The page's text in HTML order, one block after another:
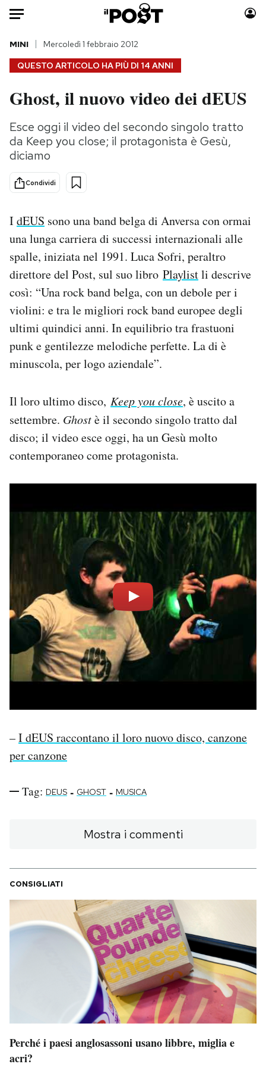
Auto
HOME
Italia
Politica
Tecnologia
Scienza
Economia
Sport
Moda
Consumismi
Storie/Idee
Altrecose
Mondiali calcio 2026
PODCAST
NEWSLETTER
I MIEI PREFERITI
SHOP
CALENDARIO
AREA PERSONALE
Area Personale
Newsletter
Notifiche mobile
Regala il Post
Hai bisogno di aiuto?
QUESTO ARTICOLO HA PIÙ DI 14 ANNI
MINI Mercoledì 1 febbraio 2012
Ghost, il nuovo video dei dEUS
Esce oggi il video del secondo singolo tratto
da Keep you close; il protagonista è Gesù,
diciamo
Condividi
IdEUS sono una band belga di Anversa con ormai
una lunga carriera di successi internazionali alle
spalle, iniziata nel 1991. Luca Sofri, peraltro
direttore del Post, sul suo libro Playlistli descrive
così: “Una rock band belga, con un debole per i
violini: e tra le migliori rock band europee degli
ultimi quindici anni. In equilibrio tra frastuoni
punk e gentilezze melodiche perfette. La di è
minuscola, per logo aziendale”.
Il loro ultimo disco, Keep you close, è uscito a
settembre. Ghostè il secondo singolo tratto dal
disco; il video esce oggi, ha un Gesù molto
contemporaneo come protagonista.
–I dEUS raccontano il loro nuovo disco, canzone
per canzone
Tag: DEUS - GHOST - MUSICA
Mostra i commenti
CONSIGLIATI
Perché i paesi anglosassoni usano libbre, miglia e
acri?